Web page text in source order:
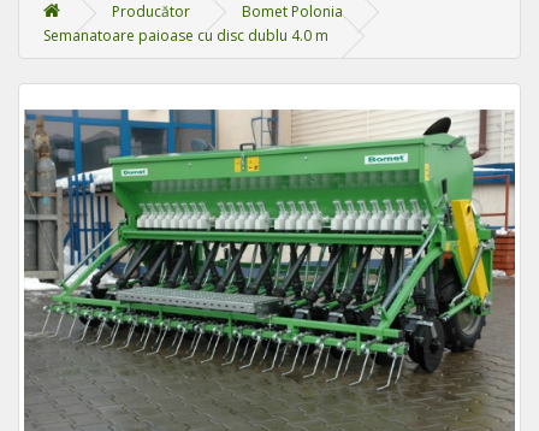
Producător
Bomet Polonia
Semanatoare paioase cu disc dublu 4.0 m